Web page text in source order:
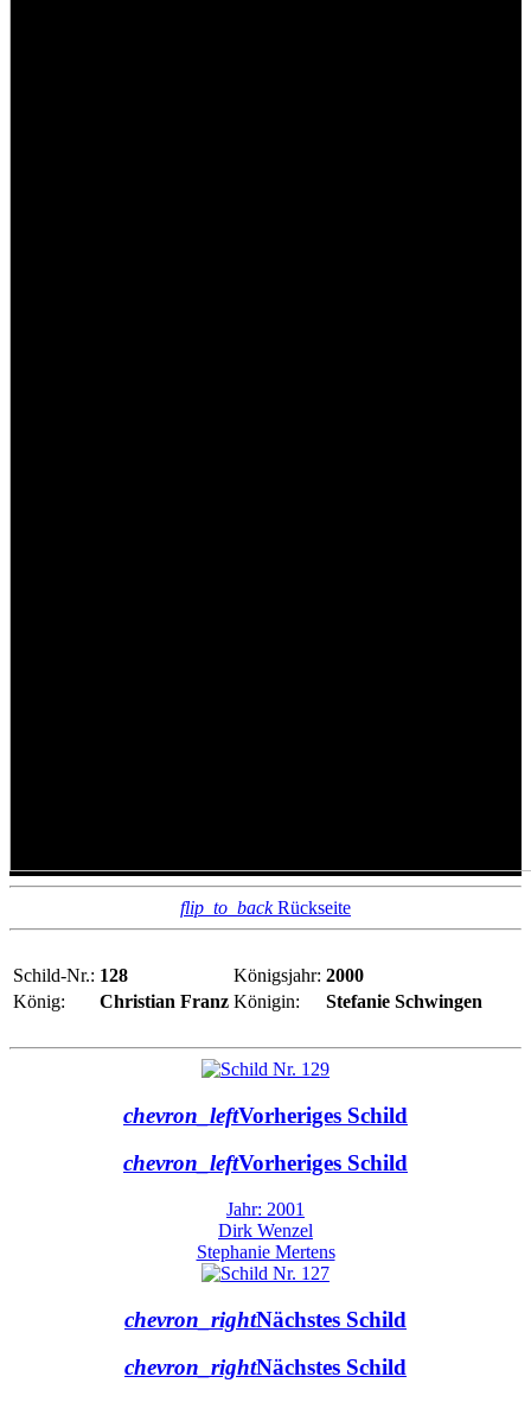
flip_to_backRückseite
Schild-Nr.: 128 Königsjahr: 2000
König:
Christian Franz Königin: Stefanie Schwingen
chevron_leftVorheriges Schild
chevron_leftVorheriges Schild
Jahr: 2001
Dirk Wenzel
Stephanie Mertens
chevron_rightNächstes Schild
chevron_rightNächstes Schild